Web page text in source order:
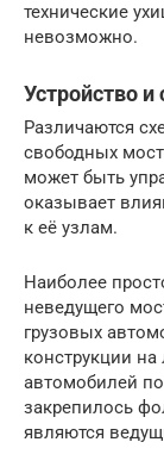
технические
невозможно.
Устройство
Различаются
свободных
может быть
оказывает
к её узлам.
Наиболее
неведущего
грузовых
конструкции
автомобилей
закрепилось
являются